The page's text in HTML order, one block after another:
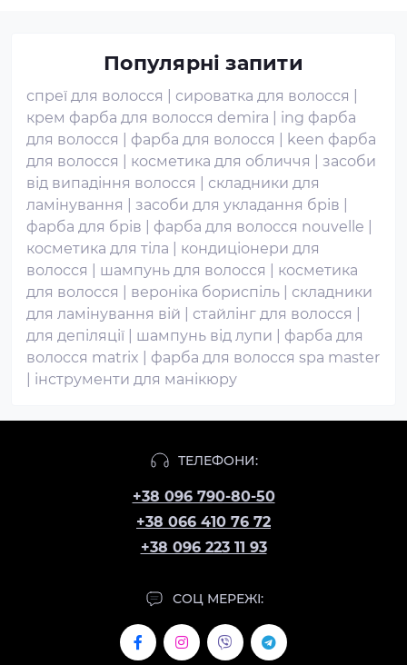
Популярні запити
спреї для волосся сироватка для волосся
крем фарба для волосся demira
ing фарба
для волосся
фарба для волосся
keen фарба
для волосся
косметика для обличчя
засоби
від випадіння волосся
складники для
ламінування
засоби для укладання брів
фарба для брів
фарба для волосся nouvelle
косметика для тіла
кондиціонери для
волосся
шампунь для волосся
косметика
для волосся
вероніка бориспіль
складники
для ламінування вій
стайлінг для волосся
для депіляції
шампунь від лупи
фарба для
волосся matrix
фарба для волосся spa master
інструменти для манікюру
ТЕЛЕФОНИ:
+38 096 790-80-50
+38 066 410 76 72
+38 096 223 11 93
СОЦ МЕРЕЖІ: